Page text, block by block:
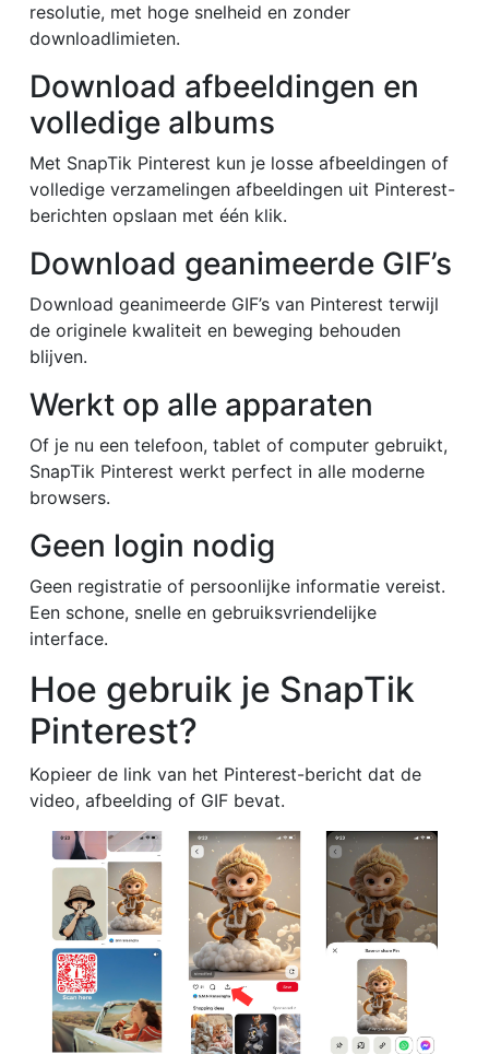
resolutie, met hoge snelheid en zonder
downloadlimieten.
Download afbeeldingen en
volledige albums
Met SnapTik Pinterest kun je losse afbeeldingen of
volledige verzamelingen afbeeldingen uit Pinterest-
berichten opslaan met één klik.
Download geanimeerde GIF’s
Download geanimeerde GIF’s van Pinterest terwijl
de originele kwaliteit en beweging behouden
blijven.
Werkt op alle apparaten
Of je nu een telefoon, tablet of computer gebruikt,
SnapTik Pinterest werkt perfect in alle moderne
browsers.
Geen login nodig
Geen registratie of persoonlijke informatie vereist.
Een schone, snelle en gebruiksvriendelijke
interface.
Hoe gebruik je SnapTik
Pinterest?
Kopieer de link van het Pinterest-bericht dat de
video, afbeelding of GIF bevat.